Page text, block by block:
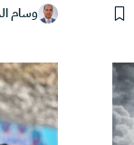
وسام